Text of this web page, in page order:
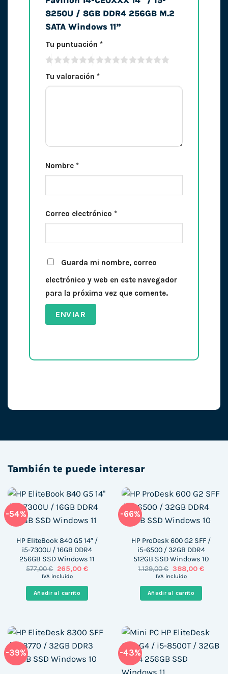
8250U / 8GB DDR4 256GB M.2
SATA Windows 11”
Tu puntuación *
Tu valoración *
Nombre *
Correo electrónico *
Guarda mi nombre, correo
electrónico y web en este navegador
para la próxima vez que comente.
También te puede interesar
-54%
HP EliteBook 840 G5 14″ /
i5-7300U / 16GB DDR4
256GB SSD Windows 11
577,00€ El
precio
era:
577,00 €.
265,00 €El
es:
265,00 €.
IVA incluido
Añadir al carrito
-66%
HP ProDesk 600 G2 SFF /
i5-6500 / 32GB DDR4
512GB SSD Windows 10
1.129,00€ El
precio
era:
1.129,00 €.
388,00 €El
IVA incluido
Añadir al carrito
-39% -43%